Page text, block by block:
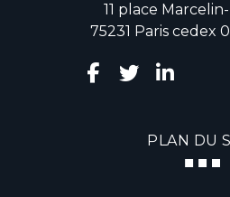
11 place
75231 Paris cedex
PLAN DU